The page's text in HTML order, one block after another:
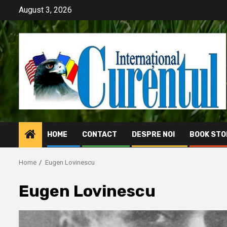
content
August 3, 2026
HOME CONTACT DESPRE NOI BOOK
Home Eugen Lovinescu
Eugen Lovinescu